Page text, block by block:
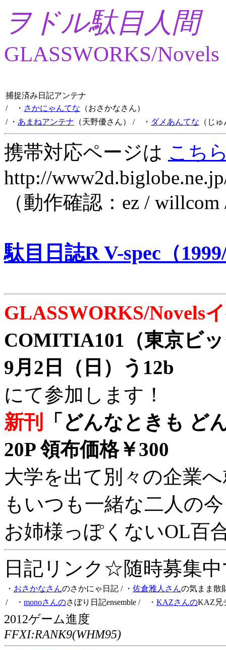
ヲドル駄目人間
GLASSWORKS/Novels
捕捉済み日記アンテナ
/ ・ さかにゃんてな （おさかなさん）
/ ・ あまねアンテナ （天野優さん） / ・ ダメあんてな （じ
携帯対応ページは こち
http://
（動作確認：ez /
駄目日誌R V-spec（
GLASSWORKS/Novels
COMITIA101（東京ビ
9月2日（日）う12b
にて参加します！
新刊
「どんなときも ど
20P 領布価格￥300
大学を出て別々の企業
もいつも一緒な二人の
お姉様っぽくないOL百
日記リンク☆随時募集
・ おさかなさんのさかにゃ日記 / ・ 佐倉雅人さんの気まま散
/ ・ monoさんのさぼり日記ensemble / ・ KAZさんのKAZ兄
2012ゲーム進度
FFXI:RANK9(WHM95)